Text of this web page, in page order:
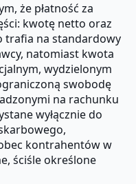
że płatność za
kwotę netto oraz
trafia na standardowy
natomiast kwota
wydzielonym
swobodę
na rachunku
wyłącznie do
kontrahentów w
ściśle określone